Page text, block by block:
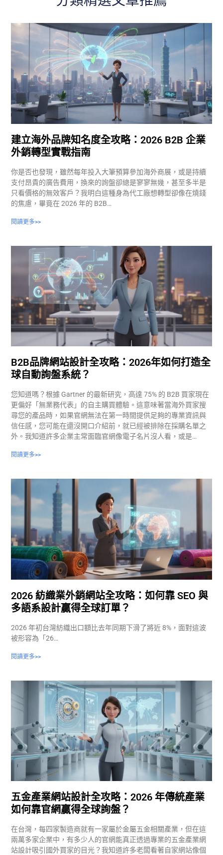
建立海外品牌知名度全攻略：2026 B2B 企業
外銷轉型實戰指南
你是否也發現，雖然每年投入大筆預算參加海外商展，或是持續
支付昂貴的廣告費用，換來的詢盤卻總是寥寥無幾，甚至多半是
只看價格的無效客戶？我明白這種身為代工廠想轉型卻像在燒錢
的焦慮，畢竟在 2026 年的 B2B…
閱讀更多>>
B2B品牌網站設計全攻略：2026年如何打造全
球自動詢盤系統？
您知道嗎？根據 Gartner 的最新研究，高達 75% 的 B2B 買家現在
更偏好「無業務代表」的自主購買體驗。這意味著當海外買家搜
尋您的產品時，如果官網無法在第一時間提供足夠的專業資訊與
信任感，您可能在還沒開口介紹前，就已經被排除在採購名單之
外。我知道許多企業主常面臨官網像電子名片沒人看，或是…
閱讀更多>>
2026 紡織業外銷網站全攻略：如何靠 SEO 與
多語系設計贏得全球訂單？
2026 年初台灣紡織出口額比去年同期下滑了將近 8%，面對這波
被形容為「26…
閱讀更多>>
五金產業網站設計全攻略：2026 年傳統產業
如何靠官網贏得全球詢盤？
在台灣，每四家製造商就有一家屬於金屬五金相關產業，但在這
兩萬多家企業中，有多少人的官網能真正透過專業的五金產業網
站設計吸引國外買家的目光？我知道許多老闆看著自家網站像個